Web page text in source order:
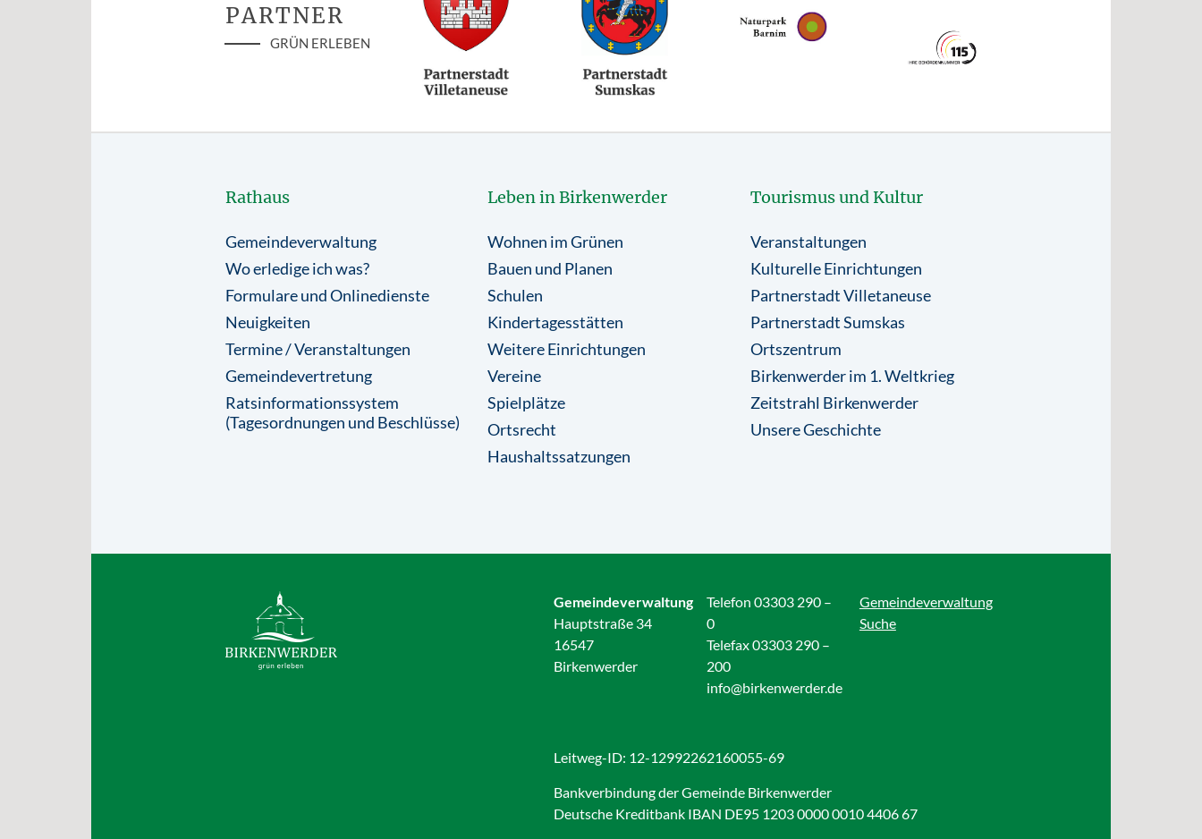
PARTNER
GRÜN ERLEBEN
Rathaus
Gemeindeverwaltung
Wo erledige ich was?
Formulare und Onlinedienste
Neuigkeiten
Termine / Veranstaltungen
Gemeindevertretung
Ratsinformationssystem
(Tagesordnungen und Beschlüsse)
Leben in Birkenwerder
Wohnen im Grünen
Bauen und Planen
Schulen
Kindertagesstätten
Weitere Einrichtungen
Vereine
Spielplätze
Ortsrecht
Haushaltssatzungen
Tourismus und Kultur
Veranstaltungen
Kulturelle Einrichtungen
Partnerstadt Villetaneuse
Partnerstadt Sumskas
Ortszentrum
Birkenwerder im 1. Weltkrieg
Zeitstrahl Birkenwerder
Unsere Geschichte
Gemeindeverwaltung
Hauptstraße 34
16547
Birkenwerder
Telefon 03303 290 –
0
Telefax 03303 290 –
200
info@birkenwerder.de
Gemeindeverwaltung
Suche
Leitweg-ID: 12-12992262160055-69
Bankverbindung der Gemeinde Birkenwerder
Deutsche Kreditbank IBAN DE95 1203 0000 0010 4406 67